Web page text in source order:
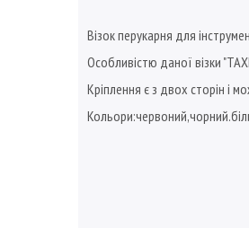
Візок перукарня для
Особливістю даної візки
Кріплення є з двох сторін і